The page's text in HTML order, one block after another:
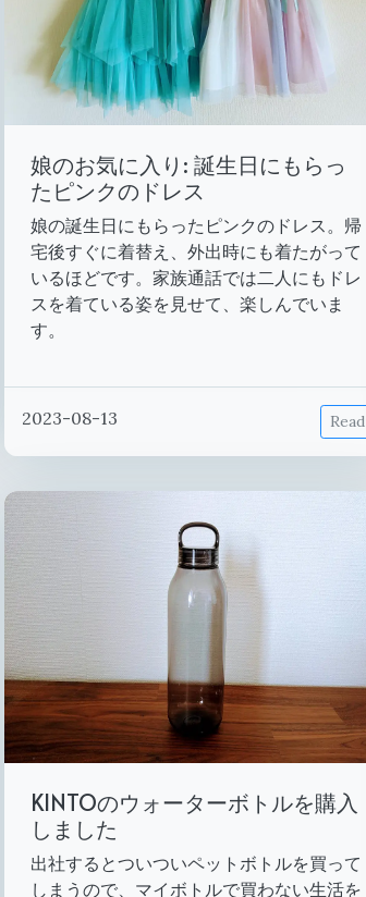
娘のお気に入り: 誕生日にもらっ
たピンクのドレス
娘の誕生日にもらったピンクのドレス。帰
宅後すぐに着替え、外出時にも着たがって
いるほどです。家族通話では二人にもドレ
スを着ている姿を見せて、楽しんでいま
す。
2023-08-13 Read
KINTOのウォーターボトルを購入
しました
出社するとついついペットボトルを買って
しまうので、マイボトルで買わない生活を